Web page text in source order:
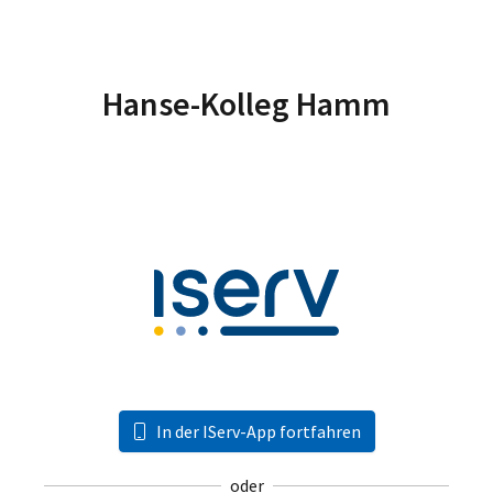
Hanse-Kolleg Hamm
In der IServ-App fortfahren
oder